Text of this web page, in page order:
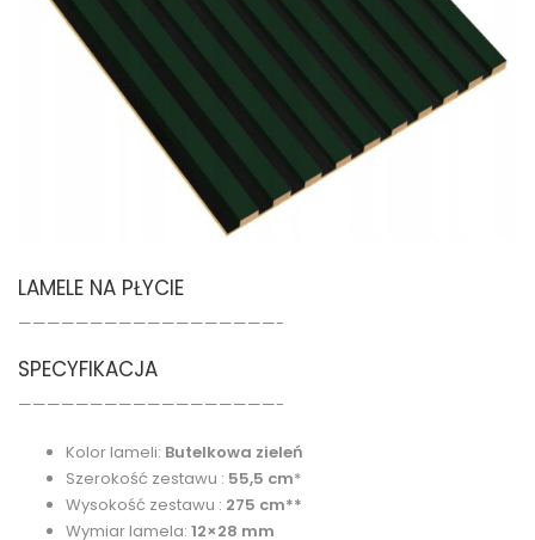
LAMELE NA PŁYCIE
——————————————————-
SPECYFIKACJA
——————————————————-
Kolor lameli: Butelkowa zieleń
Szerokość zestawu : 55,5 cm*
Wysokość zestawu : 275 cm**
Wymiar lamela: 12×28 mm